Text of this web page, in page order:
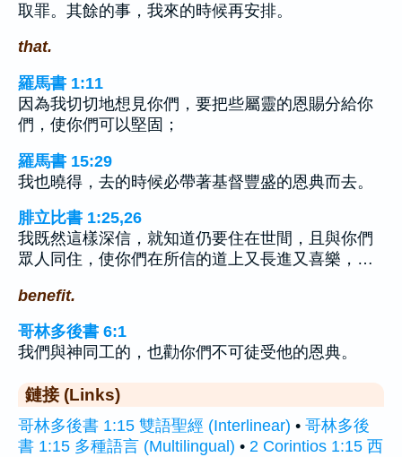
取罪。其餘的事，我來的時候再安排。
that.
羅馬書 1:11
因為我切切地想見你們，要把些屬靈的恩賜分給你
們，使你們可以堅固；
羅馬書 15:29
我也曉得，去的時候必帶著基督豐盛的恩典而去。
腓立比書 1:25,26
我既然這樣深信，就知道仍要住在世間，且與你們
眾人同住，使你們在所信的道上又長進又喜樂，…
benefit.
哥林多後書 6:1
我們與神同工的，也勸你們不可徒受他的恩典。
鏈接 (Links)
哥林多後書 1:15 雙語聖經 (Interlinear) • 哥林多後
書 1:15 多種語言 (Multilingual) • 2 Corintios 1:15 西